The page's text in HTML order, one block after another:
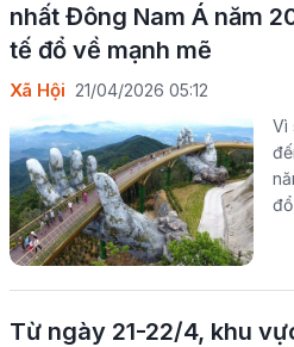
nhất Đông Nam Á năm
tế đổ về mạnh mẽ
Xã Hội 21/04/2026 05:12
Vì
Từ ngày 21-22/4, khu